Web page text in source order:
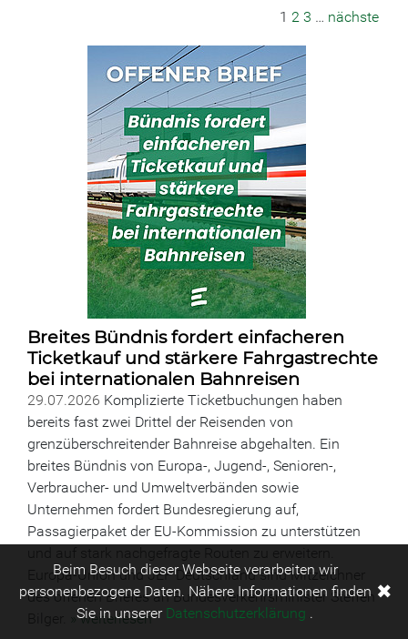
1 2 3 … nächste
Breites Bündnis fordert einfacheren
Ticketkauf und stärkere Fahrgastrechte
bei internationalen Bahnreisen
29.07.2026 Komplizierte Ticketbuchungen haben
bereits fast zwei Drittel der Reisenden von
grenzüberschreitender Bahnreise abgehalten. Ein
breites Bündnis von Europa-, Jugend-, Senioren-,
Verbraucher- und Umweltverbänden sowie
Unternehmen fordert Bundesregierung auf,
Passagierpaket der EU-Kommission zu unterstützen
Europa-Union und JEF Deutschland sind Mitzeichner
des offenen Briefes an Bundesverkehrsminister Steffen
» weiterlesen
Beim Besuch dieser Webseite verarbeiten wir
personenbezogene Daten. Nähere Informationen finden
Sie in unserer Datenschutzerklärung .
✖